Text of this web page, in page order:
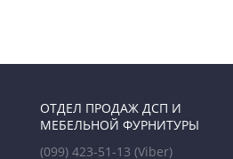
ОТДЕЛ ПРОДАЖ ДСП И
МЕБЕЛЬНОЙ ФУРНИТУРЫ
(099) 423-51-13(Viber)